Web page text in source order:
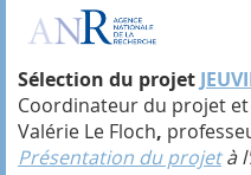
Sélection du projet
Coordinateur du projet
Valérie Le Floch,
Présentation du projet à